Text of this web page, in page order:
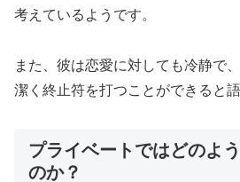
考えているようです。
また、彼は恋愛に対しても冷静で
潔く終止符を打つことができると語
プライベートではどのよ
のか？